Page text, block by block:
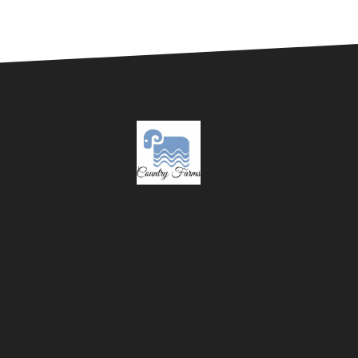
Shifts to Flower
February 14, 2025
How to Register for
Pradhan Mantri Fasal
Bima Yojana (PMFBY)